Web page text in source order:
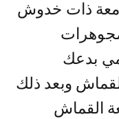
ذات خدوش
بدعك
وبعد ذلك
القماش